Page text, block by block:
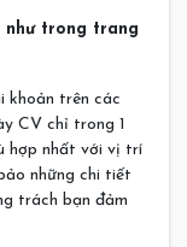
như trong trang
khoản trên các
CV chỉ trong 1
hợp nhất với vị trí
những chi tiết
trách bạn đảm